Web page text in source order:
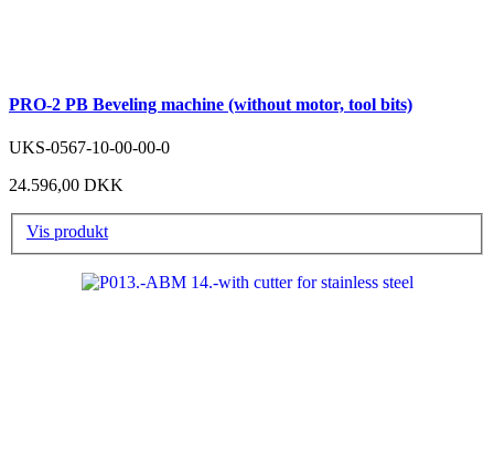
PRO-2 PB Beveling machine (without motor, tool bits)
UKS-0567-10-00-00-0
24.596,00 DKK
Vis produkt